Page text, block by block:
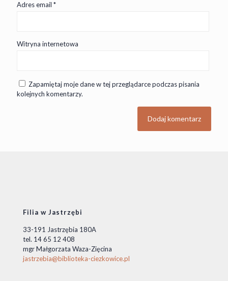
Adres email *
Witryna internetowa
Zapamiętaj moje dane w tej przeglądarce podczas pisania
kolejnych komentarzy.
Filia w Jastrzębi
33-191 Jastrzębia 180A
tel. 14 65 12 408
mgr Małgorzata Waza-Zięcina
jastrzebia@biblioteka-ciezkowice.pl